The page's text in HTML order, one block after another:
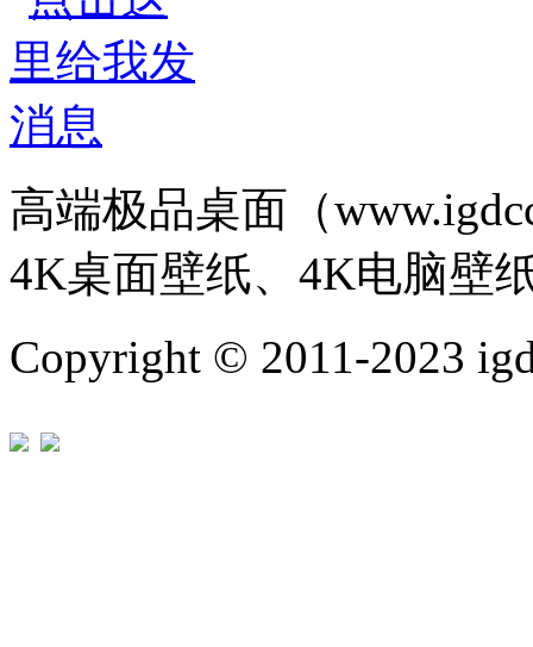
高端极品桌面（
4K桌面壁纸、4K电脑壁
Copyright © 2011-2023